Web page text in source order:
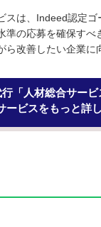
スは、Indeed認定ゴ
準の応募を確保すべ
改善したい企業に
「人材総合サービ
ービスをもっと詳